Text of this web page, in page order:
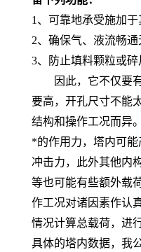
1、可靠地承受施加于
2、确保气、液流畅通
3、防止填料颗粒或碎
因此，它不仅要
要高，开孔尺寸不能
结构和操作工况而异
*的作用力，塔内可
冲击力，此外其他内
等也可能有些额外载
作工况对诸因素作认
情况计算总载荷，进
具体的塔内数据，我